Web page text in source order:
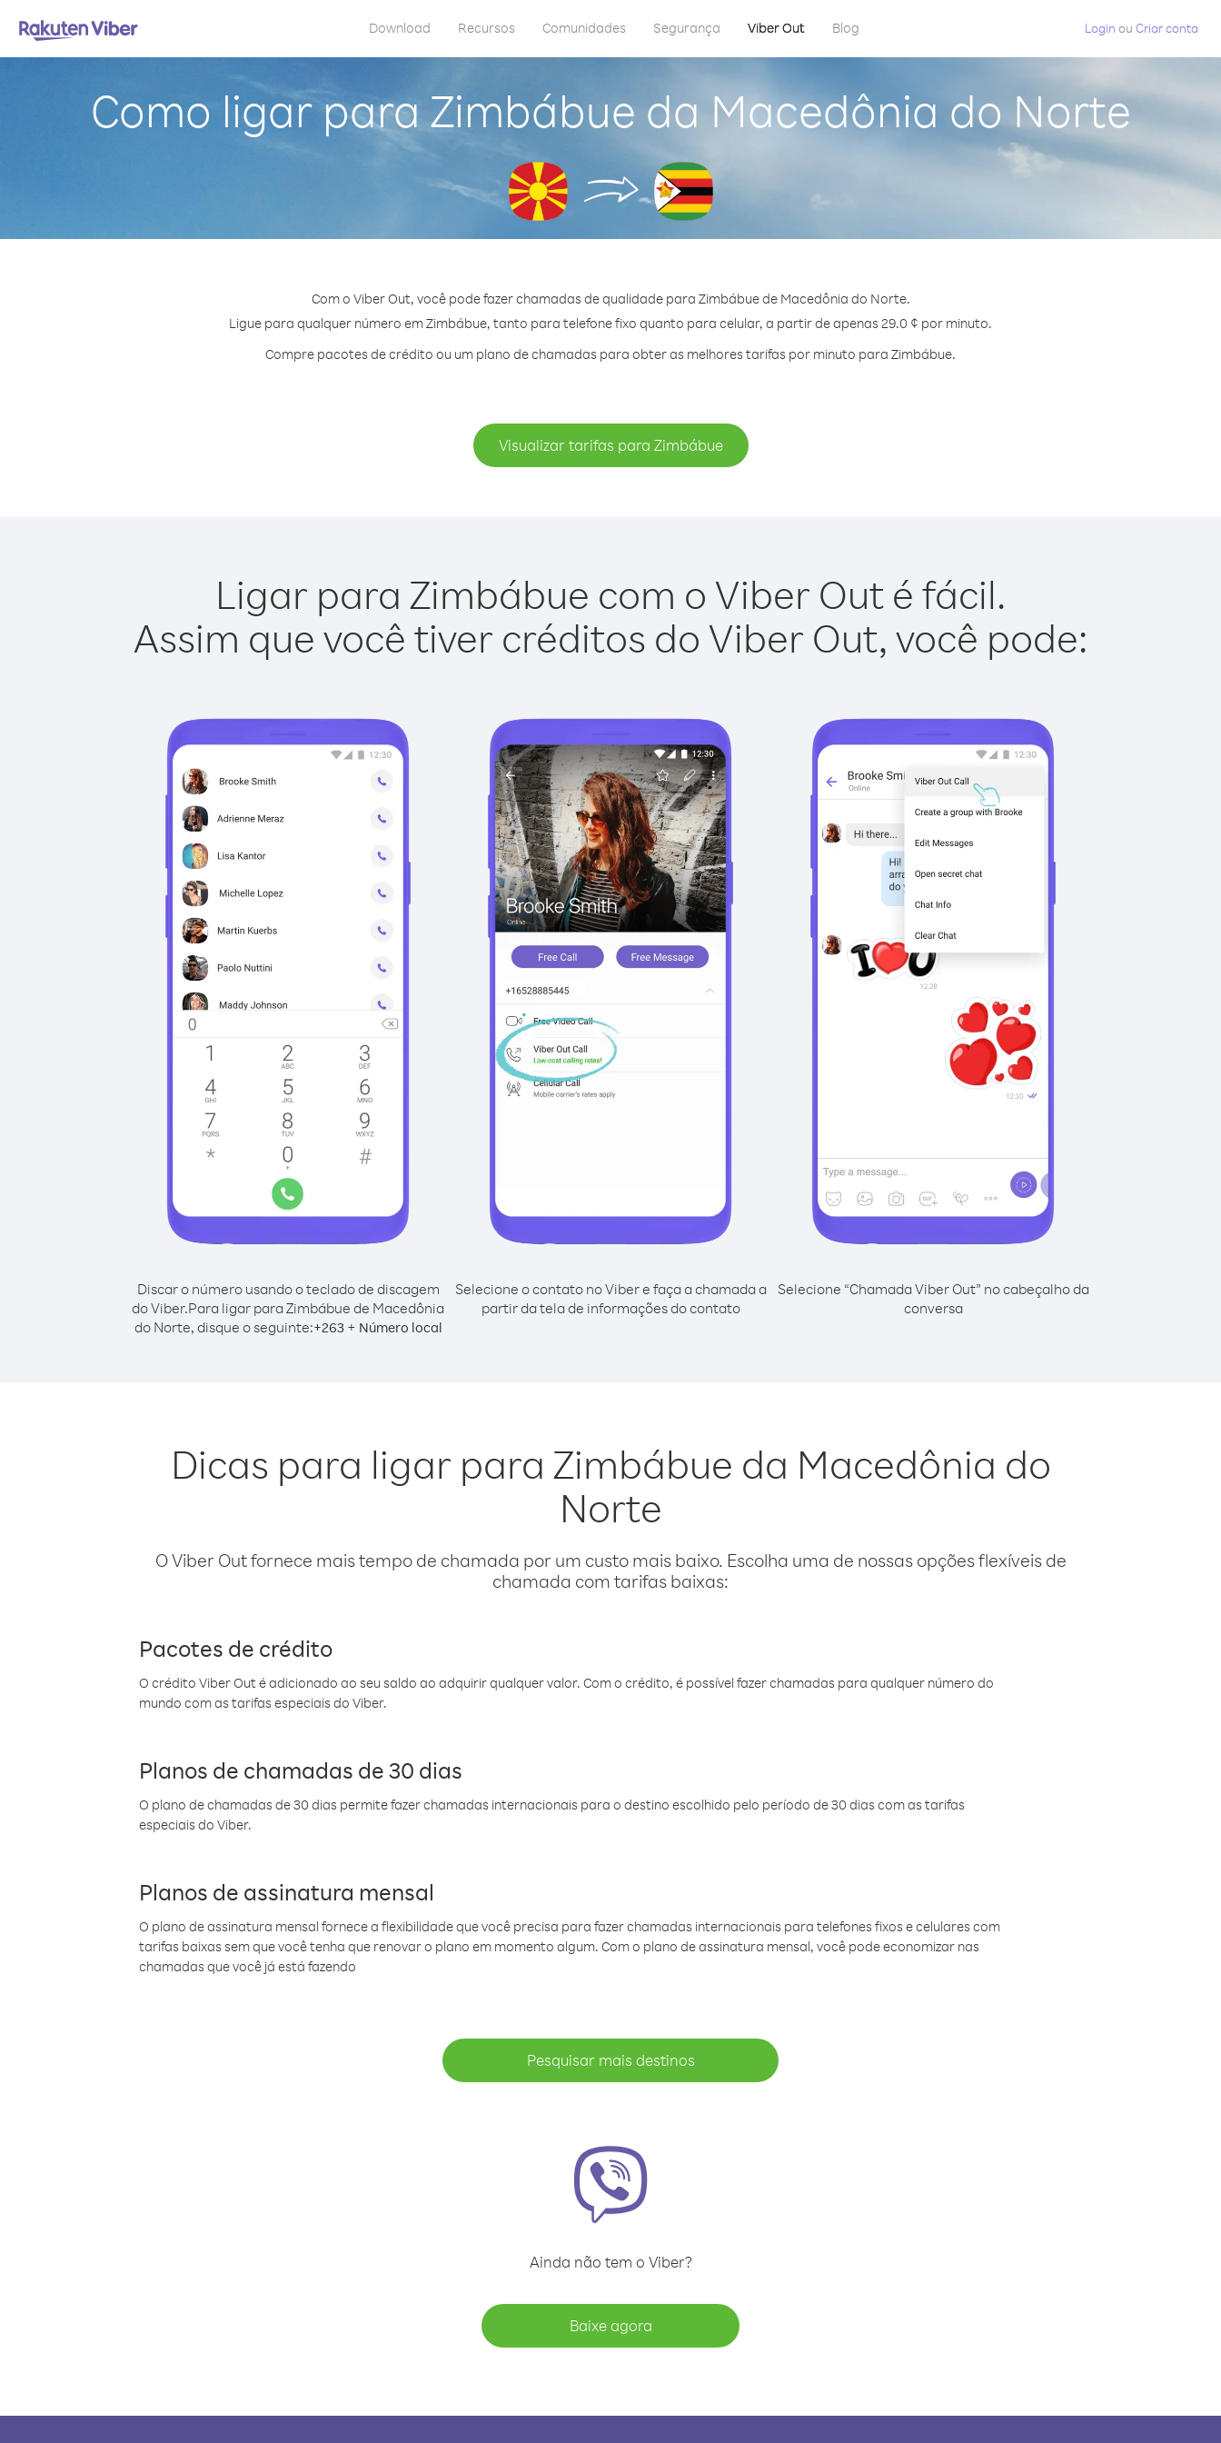
Download Recursos Comunidades Segurança Viber Out Blog Login ou Criar conta
Como ligar para Zimbábue da Macedônia do Norte
Com o Viber Out, você pode fazer chamadas de qualidade para Zimbábue de Macedônia do Norte.
Ligue para qualquer número em Zimbábue, tanto para telefone fixo quanto para celular, a partir de apenas 29.0 ¢ por minuto.
Compre pacotes de crédito ou um plano de chamadas para obter as melhores tarifas por minuto para Zimbábue.
Visualizar tarifas para Zimbábue
Ligar para Zimbábue com o Viber Out é fácil.
Assim que você tiver créditos do Viber Out, você pode:
Discar o número usando o teclado de discagem
do Viber.Para ligar para Zimbábue de Macedônia
do Norte, disque o seguinte:+263+ Número local
Selecione o contato no Viber e faça a chamada a
partir da tela de informações do contato
Selecione “Chamada Viber Out” no cabeçalho da
conversa
Dicas para ligar para Zimbábue da Macedônia do
Norte
O Viber Out fornece mais tempo de chamada por um custo mais baixo. Escolha uma de nossas opções flexíveis de
chamada com tarifas baixas:
Pacotes de crédito
O crédito Viber Out é adicionado ao seu saldo ao adquirir qualquer valor. Com o crédito, é possível fazer chamadas para qualquer número do
mundo com as tarifas especiais do Viber.
Planos de chamadas de 30 dias
O plano de chamadas de 30 dias permite fazer chamadas internacionais para o destino escolhido pelo período de 30 dias com as tarifas
especiais do Viber.
Planos de assinatura mensal
O plano de assinatura mensal fornece a flexibilidade que você precisa para fazer chamadas internacionais para telefones fixos e celulares com
tarifas baixas sem que você tenha que renovar o plano em momento algum. Com o plano de assinatura mensal, você pode economizar nas
chamadas que você já está fazendo
Pesquisar mais destinos
Ainda não tem o Viber?
Baixe agora